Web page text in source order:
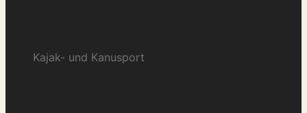
Kajak- und Kanusport